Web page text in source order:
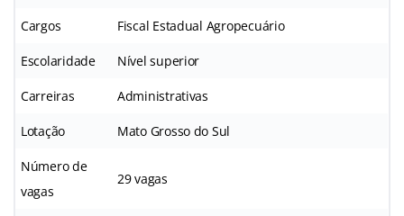
Cargos Fiscal Estadual Agropecuário
Escolaridade Nível superior
Carreiras Administrativas
Lotação Mato Grosso do Sul
Número de
vagas
29 vagas